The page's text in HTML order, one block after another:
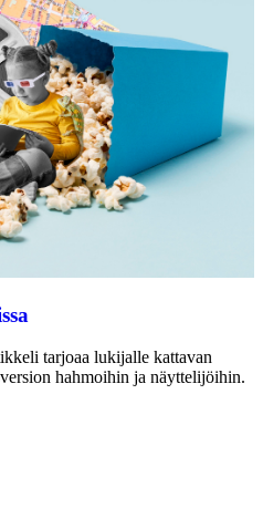
tarjoaa lukijalle kattavan
hahmoihin ja näyttelijöihin.